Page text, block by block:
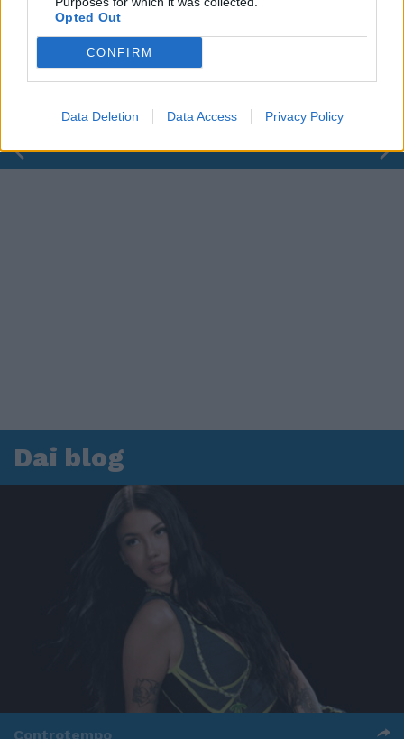
Opted Out
CONFIRM
Data Deletion Data Access Privacy Policy
00:00
Leonardo Maria Del Vecchio dall'ex compagna
in ospedale. Le dichiarazioni ai giornalisti
Dai blog
Controtempo